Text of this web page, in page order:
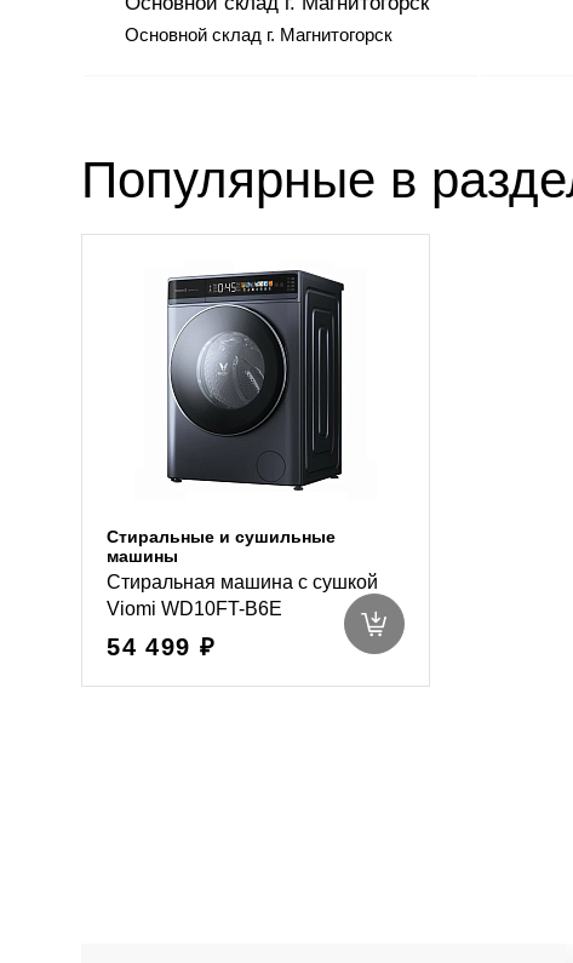
Основной склад г. Магнитогорск
Популярные в
Стиральные и сушильные
машины
Стиральная машина с сушкой
Viomi WD10FT-B6E
54 499 ₽